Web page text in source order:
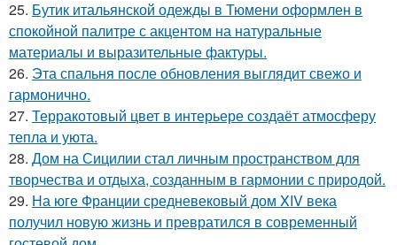
25. Бутик итальянской одежды в Тюмени оформлен в
спокойной палитре с акцентом на натуральные
материалы и выразительные фактуры.
26. Эта спальня после обновления выглядит свежо и
гармонично.
27. Терракотовый цвет в интерьере создаёт атмосферу
тепла и уюта.
28. Дом на Сицилии стал личным пространством для
творчества и отдыха, созданным в гармонии с природой.
29. На юге Франции средневековый дом XIV века
получил новую жизнь и превратился в современный